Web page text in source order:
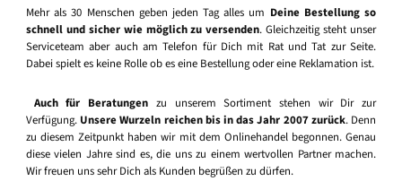
Mehr als 30 Menschen geben jeden Tag alles um Deine Bestellung so
schnell und sicher wie möglich zu versenden. Gleichzeitig steht unser
Serviceteam aber auch am Telefon für Dich mit Rat und Tat zur Seite.
Dabei spielt es keine Rolle ob es eine Bestellung oder eine Reklamation ist.
Auch für Beratungen zu unserem Sortiment stehen wir Dir zur
Verfügung. Unsere Wurzeln reichen bis in das Jahr 2007 zurück. Denn
zu diesem Zeitpunkt haben wir mit dem Onlinehandel begonnen. Genau
diese vielen Jahre sind es, die uns zu einem wertvollen Partner machen.
Wir freuen uns sehr Dich als Kunden begrüßen zu dürfen.